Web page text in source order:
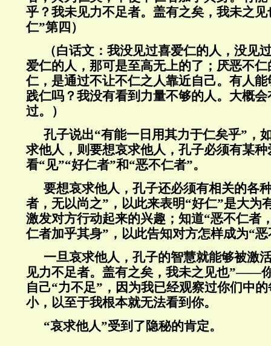
乎？我未见力不足者。盖有之矣，我未之
仁”第四）
（白话文：我没见过喜爱仁的人，没见
爱仁的人，那可是至高无上的了；厌恶不
仁，是通过不让不仁之人靠近自己。有人
践仁吗？我没有看到力量不够的人。大概
过。）
孔子说出“有能一日用其力于仁矣乎”，
求他人，则要想哀求他人，孔子必须有某
看“见”“好仁者”和“恶不仁者”。
要想哀求他人，孔子还必须有相关的各
者，无以尚之”，以此来表明“好仁”是大为
激发对方行动起来的兴趣；知道“恶不仁者
仁者加乎其身”，以此告知对方怎样成为“
一旦哀求他人，孔子的智慧就能够被激
见力不足者。盖有之矣，我未之见也”——
自己“力不足”，因为我已经观察过你们中
小，以至于我根本就无法看到你。
“哀求他人”受到了隐秘的肯定。